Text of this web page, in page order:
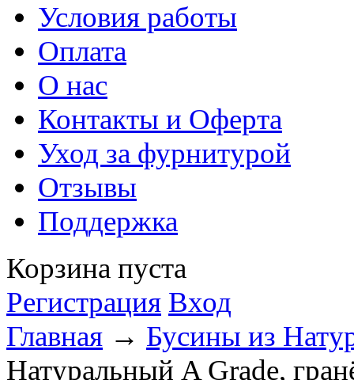
Условия работы
Оплата
О нас
Контакты и Оферта
Уход за фурнитурой
Отзывы
Поддержка
Корзина пуста
Регистрация Вход
Главная → Бусины из
Натуральный A Grade,